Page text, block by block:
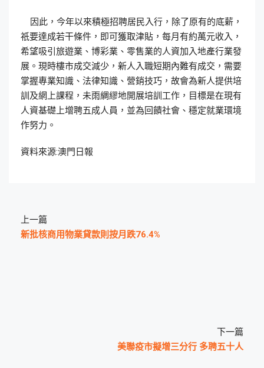
因此，今年以來積極招聘居民入行，除了原有的底薪，
祇要達成若干條件，即可獲取津貼，每月有約萬元收入，
希望吸引旅遊業、博彩業、零售業的人資加入地產行業發
展。現時樓市成交減少，新人入職短期內難有成交，需要
掌握專業知識、法律知識、營銷技巧，故會為新人提供培
訓及網上課程，未雨綢繆地開展培訓工作，目標是在現有
人資基礎上增聘五成人員，並為回饋社會、穩定就業環境
作努力。
資料來源:澳門日報
上一篇
新批核商用物業貸款則按月跌76.4%
下一篇
美聯疫市擬增三分行 多聘五十人